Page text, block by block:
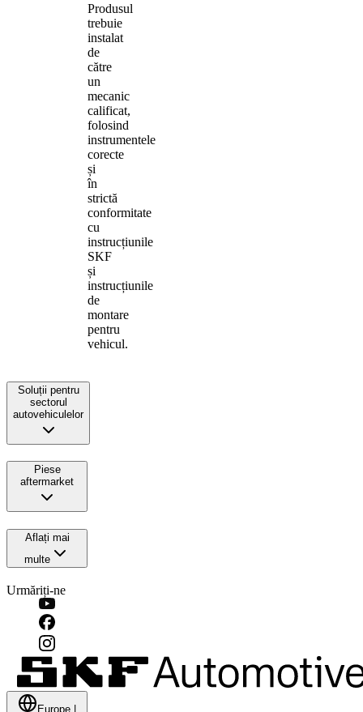
Produsul
trebuie
instalat
de
către
un
mecanic
calificat,
folosind
instrumentele
corecte
și
în
strictă
conformitate
cu
instrucțiunile
SKF
și
instrucțiunile
de
montare
pentru
vehicul.
Soluții pentru
sectorul
autovehiculelor
Piese
aftermarket
Aflați mai
multe
Urmăriți-ne
Europe